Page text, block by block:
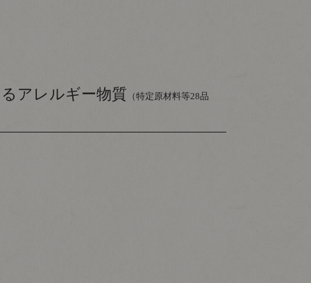
アレルギー物質 （特定原材料等28品